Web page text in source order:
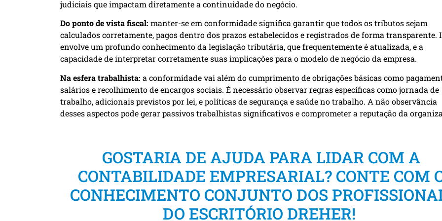
judiciais que impactam diretamente a continuidade do negócio.
Do ponto de vista fiscal: manter-se em conformidade significa garantir que todos os tributos sejam
calculados corretamente, pagos dentro dos prazos estabelecidos e registrados de forma transparente.
envolve um profundo conhecimento da legislação tributária, que frequentemente é atualizada, e a
capacidade de interpretar corretamente suas implicações para o modelo de negócio da empresa.
Na esfera trabalhista: a conformidade vai além do cumprimento de obrigações básicas como
salários e recolhimento de encargos sociais. É necessário observar regras específicas como jornada de
trabalho, adicionais previstos por lei, e políticas de segurança e saúde no trabalho. A não observância
desses aspectos pode gerar passivos trabalhistas significativos e comprometer a reputação da
GOSTARIA DE AJUDA PARA LIDAR COM A
CONTABILIDADE EMPRESARIAL? CONTE COM
CONHECIMENTO CONJUNTO DOS
DO ESCRITÓRIO DREHER!